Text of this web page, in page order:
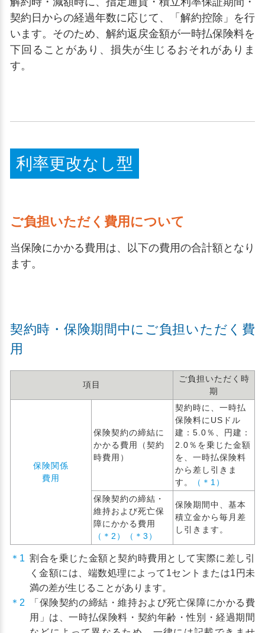
契約日からの経過年数に応じて、「解約控除」を行
います。そのため、解約返戻金額が一時払保険料を
下回ることがあり、損失が生じるおそれがありま
す。
利率更改なし型
ご負担いただく費用について
当保険にかかる費用は、以下の費用の合計額となり
ます。
契約時・保険期間中にご負担いただく費
用
項目
ご負担いただく時
期
保険関係
費用
保険契約の締結に
かかる費用（契約
時費用）
契約時に、一時払
保険料にUSドル
建：5.0％、円建：
2.0％を乗じた金額
を、一時払保険料
から差し引きま
す。
（＊1）
保険契約の締結・
維持および死亡保
障にかかる費用
（＊2）（＊3）
保険期間中、基本
積立金から毎月差
し引きます。
＊1 割合を乗じた金額と契約時費用として実際に差し引
く金額には、端数処理によって1セントまたは1円未
満の差が生じることがあります。
＊2
「保険契約の締結・維持および死亡保障にかかる費
用」は、一時払保険料・契約年齢・性別・経過期間